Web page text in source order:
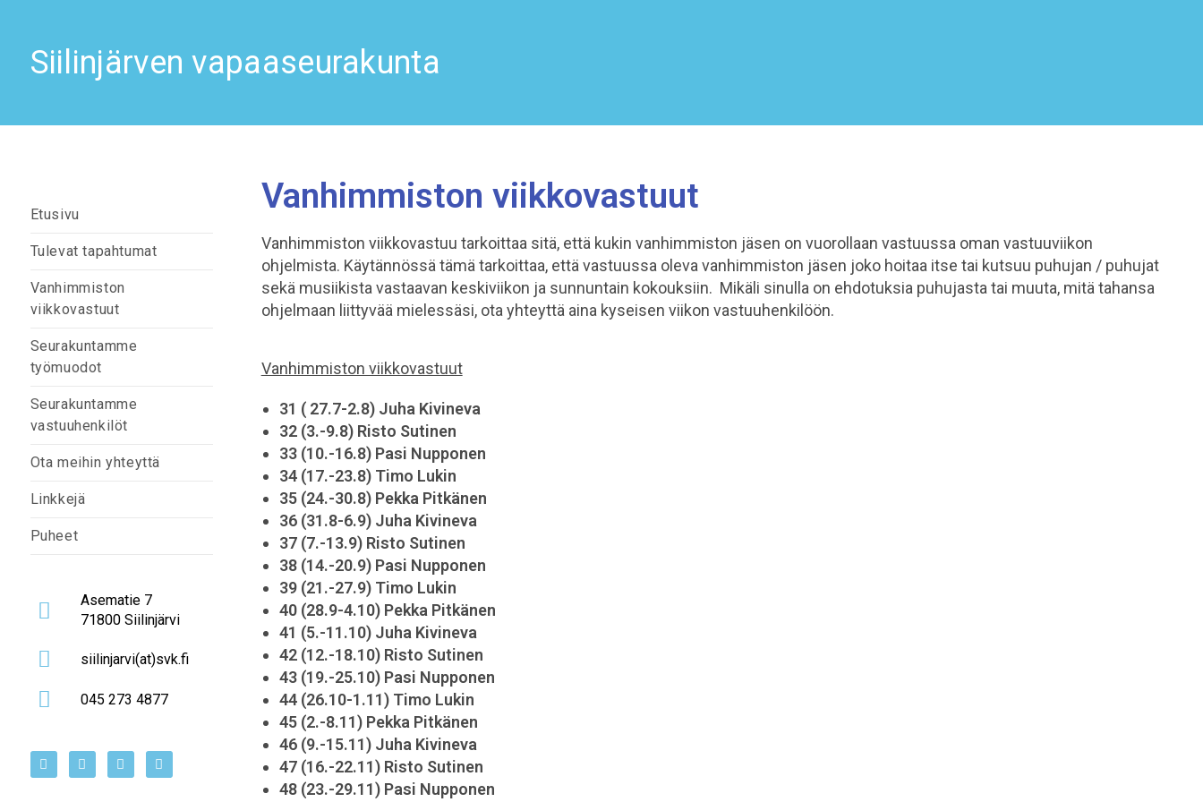
Siilinjärven vapaaseurakunta
Etusivu
Tulevat tapahtumat
Vanhimmiston
viikkovastuut
Seurakuntamme
työmuodot
Seurakuntamme
vastuuhenkilöt
Ota meihin yhteyttä
Linkkejä
Puheet
Asematie 7
71800 Siilinjärvi
siilinjarvi(at)svk.fi
045 273 4877
Vanhimmiston viikkovastuut
Vanhimmiston viikkovastuu tarkoittaa sitä, että kukin vanhimmiston jäsen on vuorollaan vastuussa oman vastuuviikon
ohjelmista. Käytännössä tämä tarkoittaa, että vastuussa oleva vanhimmiston jäsen joko hoitaa itse tai kutsuu puhujan / puhujat
sekä musiikista vastaavan keskiviikon ja sunnuntain kokouksiin. Mikäli sinulla on ehdotuksia puhujasta tai muuta, mitä tahansa
ohjelmaan liittyvää mielessäsi, ota yhteyttä aina kyseisen viikon vastuuhenkilöön.
Vanhimmiston viikkovastuut
31 ( 27.7-2.8) Juha Kivineva
32 (3.-9.8) Risto Sutinen
33 (10.-16.8) Pasi Nupponen
34 (17.-23.8) Timo Lukin
35 (24.-30.8) Pekka Pitkänen
36 (31.8-6.9) Juha Kivineva
37 (7.-13.9) Risto Sutinen
38 (14.-20.9) Pasi Nupponen
39 (21.-27.9) Timo Lukin
40 (28.9-4.10) Pekka Pitkänen
41 (5.-11.10) Juha Kivineva
42 (12.-18.10) Risto Sutinen
43 (19.-25.10) Pasi Nupponen
44 (26.10-1.11) Timo Lukin
45 (2.-8.11) Pekka Pitkänen
46 (9.-15.11) Juha Kivineva
47 (16.-22.11) Risto Sutinen
48 (23.-29.11) Pasi Nupponen